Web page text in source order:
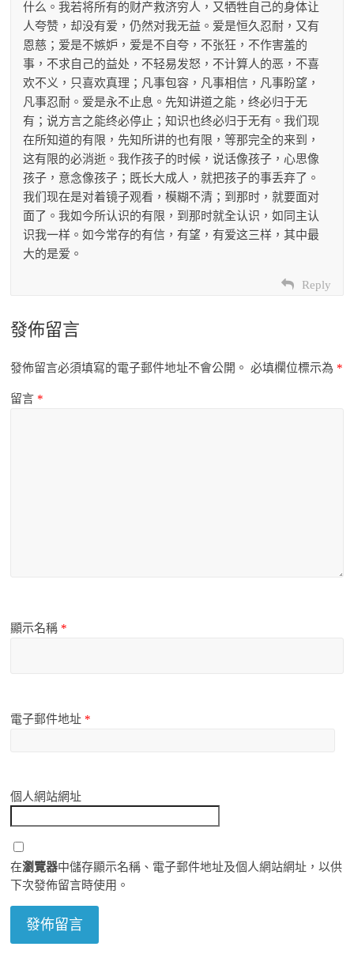
什么。我若将所有的财产救济穷人，又牺牲自己的身体让
人夸赞，却没有爱，仍然对我无益。爱是恒久忍耐，又有
恩慈；爱是不嫉妒，爱是不自夸，不张狂，不作害羞的
事，不求自己的益处，不轻易发怒，不计算人的恶，不喜
欢不义，只喜欢真理；凡事包容，凡事相信，凡事盼望，
凡事忍耐。爱是永不止息。先知讲道之能，终必归于无
有；说方言之能终必停止；知识也终必归于无有。我们现
在所知道的有限，先知所讲的也有限，等那完全的来到，
这有限的必消逝。我作孩子的时候，说话像孩子，心思像
孩子，意念像孩子；既长大成人，就把孩子的事丢弃了。
我们现在是对着镜子观看，模糊不清；到那时，就要面对
面了。我如今所认识的有限，到那时就全认识，如同主认
识我一样。如今常存的有信，有望，有爱这三样，其中最
大的是爱。
Reply
發佈留言
發佈留言必須填寫的電子郵件地址不會公開。 必填欄位標示為 *
留言 *
顯示名稱 *
電子郵件地址 *
個人網站網址
在瀏覽器中儲存顯示名稱、電子郵件地址及個人網站網址，以供
下次發佈留言時使用。